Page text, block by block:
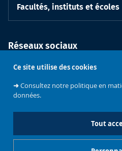
Ce site utilise des cookies
➜Consultez notre politique en
données.
Tout
Facultés, instituts et écoles
Réseaux sociaux
l'Université
Bruxelles